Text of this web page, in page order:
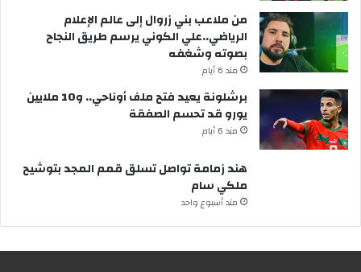
من ملاعب بني زروال إلى عالم الإعلام
الرياضي..علي الكوني يرسم طريق النجاح
بصوته وشغفه
مند 6 أيام
برشلونة يعيد فتح ملف أوناحي.. و10 ملايين
يورو قد تحسم الصفقة
مند 6 أيام
هند زمامة تواصل تسلق قمم المجد بتوشيح
ملكي سام
مند أسبوع واحد